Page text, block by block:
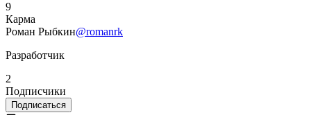
9
Карма
Роман Рыбкин@romanrk
Разработчик
2
Подписчики
Подписаться